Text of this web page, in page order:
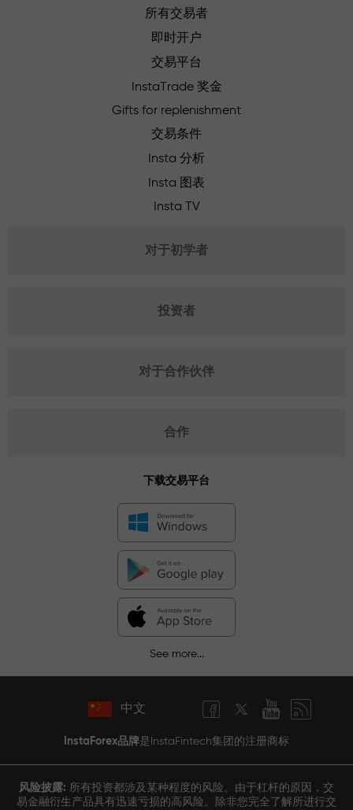
所有交易者
即时开户
交易平台
InstaTrade 奖金
Gifts for replenishment
交易条件
Insta 分析
Insta 图表
Insta TV
对于初学者
投资者
对于合作伙伴
合作
下载交易平台
See more...
中文
InstaForex品牌是InstaFintech集团的注册商标
风险披露: 所有投资都涉及某种程度的风险。由于杠杆的原因，交
易金融衍生产品具有迅速亏损的高风险。除非您完全了解所进行交